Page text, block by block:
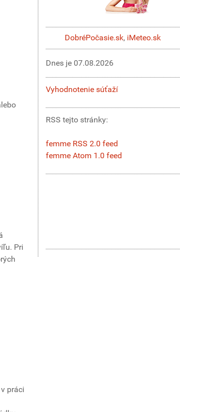
Pri
práci
DobréPočasie.sk, iMeteo.sk
Dnes je 07.08.2026
Vyhodnotenie súťaží
RSS tejto stránky:
femme RSS 2.0 feed
femme Atom 1.0 feed